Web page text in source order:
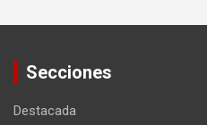
Secciones
Destacada